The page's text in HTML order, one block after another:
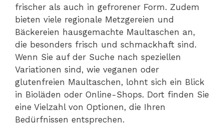
frischer als auch in gefrorener Form. Zudem
bieten viele regionale Metzgereien und
Bäckereien hausgemachte Maultaschen an,
die besonders frisch und schmackhaft sind.
Wenn Sie auf der Suche nach speziellen
Variationen sind, wie veganen oder
glutenfreien Maultaschen, lohnt sich ein Blick
in Bioläden oder Online-Shops. Dort finden Sie
eine Vielzahl von Optionen, die Ihren
Bedürfnissen entsprechen.